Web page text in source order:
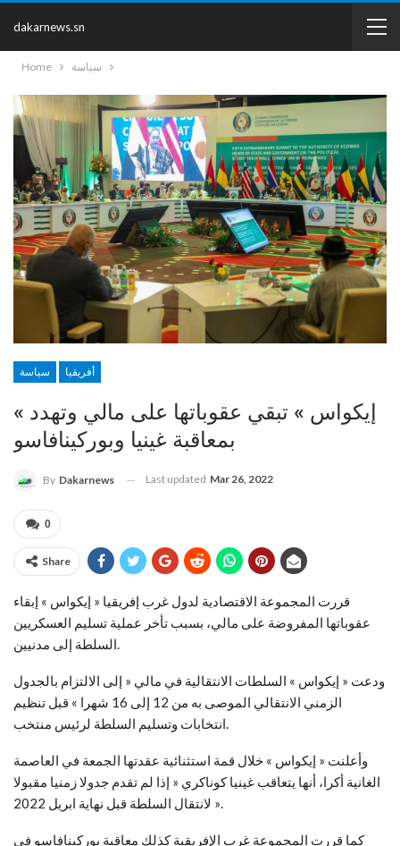
dakarnews.sn
Home سياسة
سياسة أفريقيا
« إيكواس » تبقي عقوباتها على مالي وتهدد
بمعاقبة غينيا وبوركينافاسو
By Dakarnews Last updated Mar 26, 2022
0
Share
قررت المجموعة الاقتصادية لدول غرب إفريقيا « إيكواس » إبقاء
عقوباتها المفروضة على مالي، بسبب تأخر عملية تسليم العسكريين
السلطة إلى مدنيين.
ودعت « إيكواس » السلطات الانتقالية في مالي « إلى الالتزام بالجدول
الزمني الانتقالي الموصى به من 12 إلى 16 شهرا » قبل تنظيم
انتخابات وتسليم السلطة لرئيس منتخب.
وأعلنت « إيكواس » خلال قمة استثنائية عقدتها الجمعة في العاصمة
الغانية أكرا، أنها يتعاقب غينيا كوناكري « إذا لم تقدم جدولا زمنيا مقبولا
لانتقال السلطة قبل نهاية ابريل 2022 ».
كما قررت المجموعة غرب الإفريقية كذلك معاقبة بوركينافاسو في